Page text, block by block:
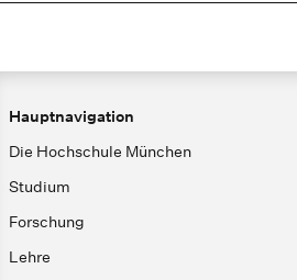
Hauptnavigation
Die Hochschule München
Studium
Forschung
Lehre